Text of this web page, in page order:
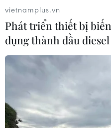
vietnamplus.vn
Phát triển thiết bị
dụng thành dầu